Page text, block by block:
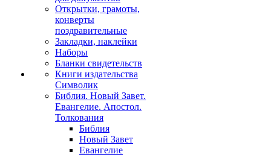
Открытки, грамоты,
конверты
поздравительные
Закладки, наклейки
Наборы
Бланки свидетельств
Книги издательства
Символик
Библия. Новый Завет.
Евангелие. Апостол.
Толкования
Библия
Новый Завет
Евангелие